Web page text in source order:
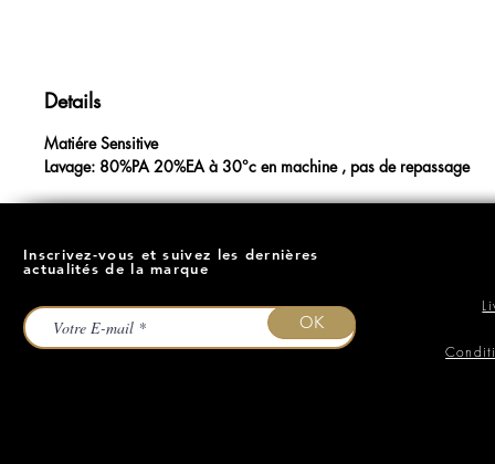
Details
Matiére Sensitive
Lavage: 80%PA 20%EA à 30°c en machine , pas de repassage
Inscrivez-vous et suivez les dernières
actualités de la marque
OK